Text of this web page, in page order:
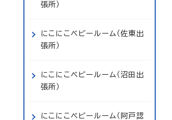
張所）
にこにこベビールーム（佐東出
張所）
にこにこベビールーム（沼田出
張所）
にこにこベビールーム（阿戸認